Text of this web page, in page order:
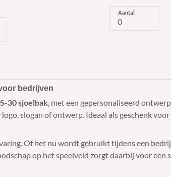
Aantal
bedrijven
30 sjoelbak, met een gepersonaliseerd
slogan of ontwerp. Ideaal als geschenk
Of het nu wordt gebruikt tijdens een
op het speelveld zorgt daarbij voor